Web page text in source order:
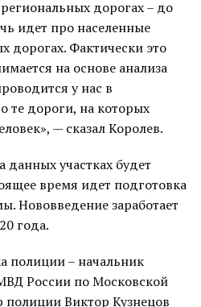
дорогах – до
идет про населенные
дорогах. Фактически это
на основе анализа
у нас в
те дороги, на которых
— сказал Королев.
данных участках будет
время идет подготовка
Нововведение заработает
года.
полиции – начальник
России по Московской
полиции Виктор Кузнецов